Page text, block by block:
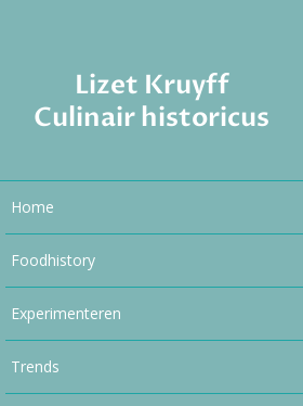
Lizet Kruyff
Culinair historicus
Home
Foodhistory
Experimenteren
Trends